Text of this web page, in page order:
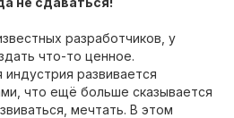
разработчиков, у
что-то ценное.
развивается
что ещё больше сказывается
мечтать. В этом